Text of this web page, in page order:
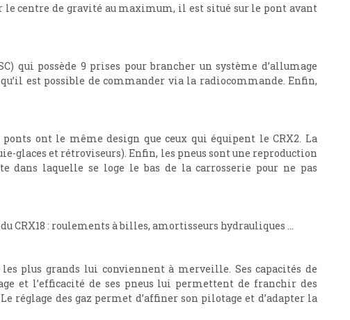
le centre de gravité au maximum, il est situé sur le pont avant
qui possède 9 prises pour brancher un système d’allumage
est possible de commander via la radiocommande. Enfin,
ont le même design que ceux qui équipent le CRX2. La
glaces et rétroviseurs). Enfin, les pneus sont une reproduction
dans laquelle se loge le bas de la carrosserie pour ne pas
: roulements à billes, amortisseurs hydrauliques …
plus grands lui conviennent à merveille. Ses capacités de
et l’efficacité de ses pneus lui permettent de franchir des
réglage des gaz permet d’affiner son pilotage et d’adapter la